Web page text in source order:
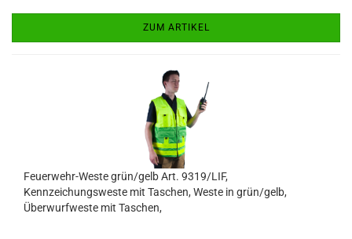
ZUM ARTIKEL
Feuerwehr-Weste grün/gelb Art. 9319/LIF,
Kennzeichungsweste mit Taschen, Weste in grün/gelb,
Überwurfweste mit Taschen,